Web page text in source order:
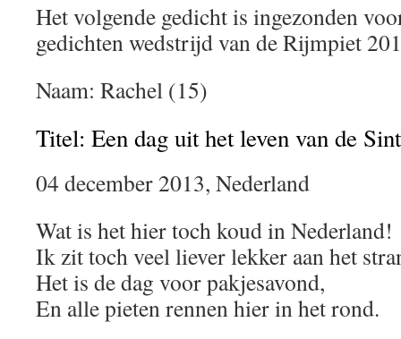
Het volgende gedicht is ingezonden
gedichten wedstrijd van de Rijmpiet
Naam: Rachel (15)
Titel: Een dag uit het leven van de Sint
04 december 2013, Nederland
Wat is het hier toch koud in Nederland!
Ik zit toch veel liever lekker aan het
Het is de dag voor pakjesavond,
En alle pieten rennen hier in het rond.